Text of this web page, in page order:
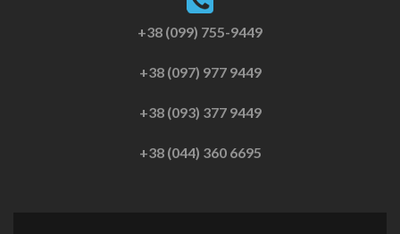
+38 (099) 755-9449
+38 (097) 977 9449
+38 (093) 377 9449
+38 (044) 360 6695